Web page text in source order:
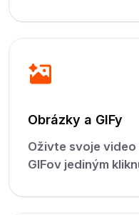
Obrázky a GIFy
Oživte svoje
GIFov jediným